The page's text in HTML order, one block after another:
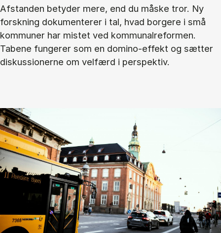
Afstanden betyder mere, end du måske tror. Ny
forskning dokumenterer i tal, hvad borgere i små
kommuner har mistet ved kommunalreformen.
Tabene fungerer som en domino-effekt og sætter
diskussionerne om velfærd i perspektiv.